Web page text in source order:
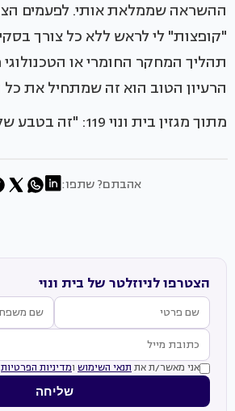
ההשראה שממלאת אותי. לפעמים
"קופצות" לי לראש ללא כל צורך
תהליך המחקר החומרי או
הרעיון הטוב הוא זה שמתחיל את כל
מתוך מגזין בית ונוי 119: "זה בטבע שלו"
אהבתם? שתפו:
הצטרפו לניוזלטר של בית ונוי
אני מאשר/ת את תנאי השימוש ומדיניות הפרטיות
שליחה